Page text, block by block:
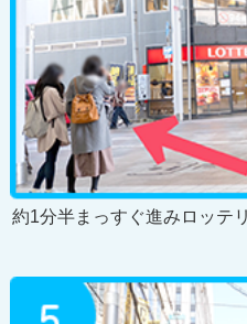
約1分半まっすぐ進みロッテ